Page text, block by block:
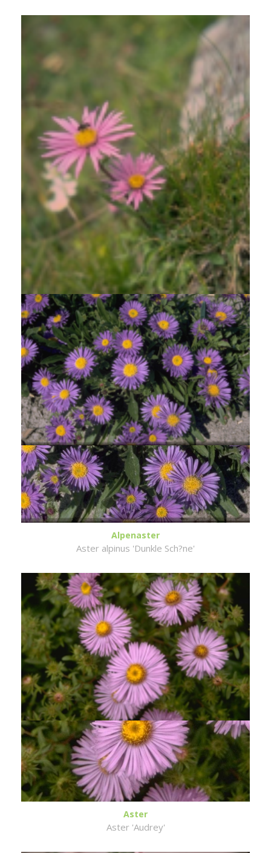
Alpenaster
Aster alpinus
Alpenaster
Aster alpinus 'Dunkle Sch?ne'
Aster
Aster 'Audrey'